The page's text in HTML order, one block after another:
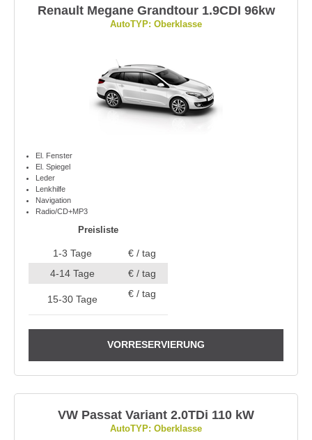
Renault Megane Grandtour 1.9CDI 96kw
AutoTYP: Oberklasse
El. Fenster
El. Spiegel
Leder
Lenkhilfe
Navigation
Radio/CD+MP3
Preisliste
1-3 Tage
€ / tag
4-14 Tage
€ / tag
15-30 Tage € / tag
VORRESERVIERUNG
VW Passat Variant 2.0TDi 110 kW
AutoTYP: Oberklasse